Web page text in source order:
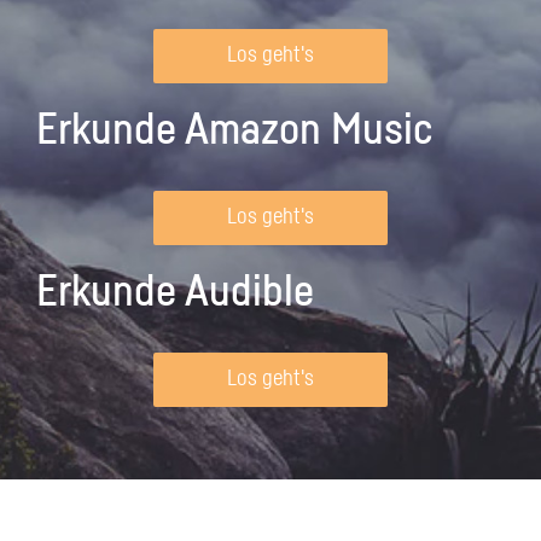
Los geht's
Erkunde Amazon Music
Los geht's
Erkunde Audible
Los geht's